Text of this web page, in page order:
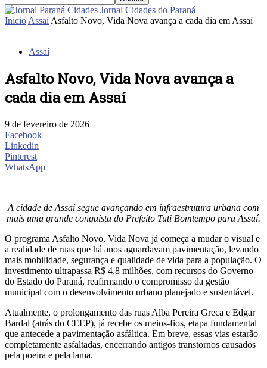
Jornal Cidades do Paraná
Início Assaí Asfalto Novo, Vida Nova avança a cada dia em Assaí
Assaí
Asfalto Novo, Vida Nova avança a
cada dia em Assaí
9 de fevereiro de 2026
Facebook
Linkedin
Pinterest
WhatsApp
A cidade de Assaí segue avançando em infraestrutura urbana com
mais uma grande conquista do Prefeito Tuti Bomtempo para Assaí.
O programa Asfalto Novo, Vida Nova já começa a mudar o visual e
a realidade de ruas que há anos aguardavam pavimentação, levando
mais mobilidade, segurança e qualidade de vida para a população. O
investimento ultrapassa R$ 4,8 milhões, com recursos do Governo
do Estado do Paraná, reafirmando o compromisso da gestão
municipal com o desenvolvimento urbano planejado e sustentável.
Atualmente, o prolongamento das ruas Alba Pereira Greca e Edgar
Bardal (atrás do CEEP), já recebe os meios-fios, etapa fundamental
que antecede a pavimentação asfáltica. Em breve, essas vias estarão
completamente asfaltadas, encerrando antigos transtornos causados
pela poeira e pela lama.